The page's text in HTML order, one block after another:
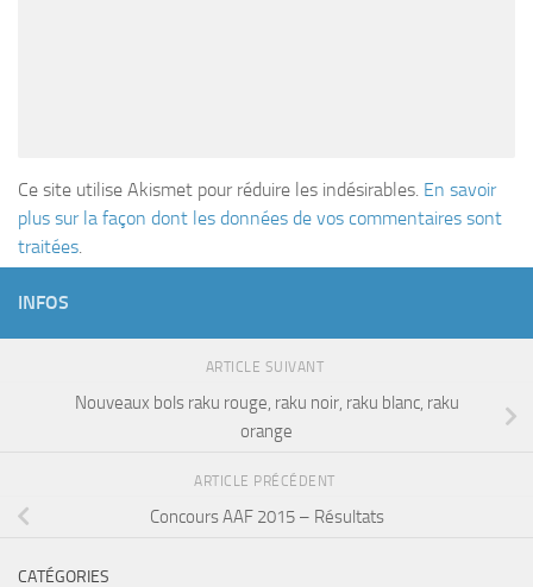
Ce site utilise Akismet pour réduire les indésirables. En savoir
plus sur la façon dont les données de vos commentaires sont
traitées.
INFOS
ARTICLE SUIVANT
Nouveaux bols raku rouge, raku noir, raku blanc, raku
orange
ARTICLE PRÉCÉDENT
Concours AAF 2015 – Résultats
CATÉGORIES